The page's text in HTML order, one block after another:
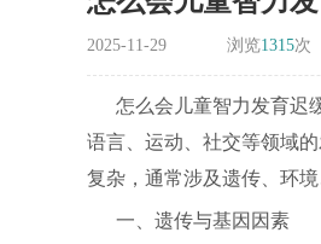
2025-11-29 浏览1315次
怎么会儿童智力发育迟
语言、运动、社交等领域
复杂，通常涉及遗传、环
一、遗传与基因因素